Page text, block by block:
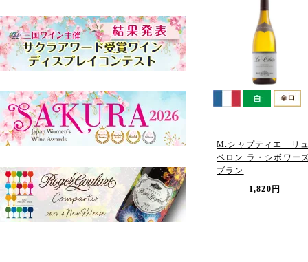
M.シャプティエ リ
ベロン ラ・シボワー
ブラン
1,820円